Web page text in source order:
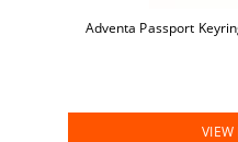
Adventa Passport
VIEW